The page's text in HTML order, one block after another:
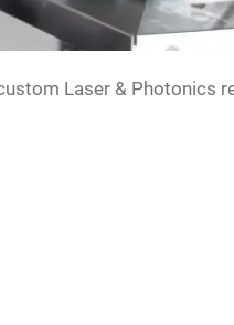
Laser & Photonics